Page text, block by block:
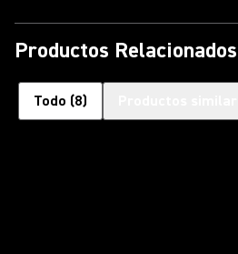
Productos Relacionados
Todo (8)